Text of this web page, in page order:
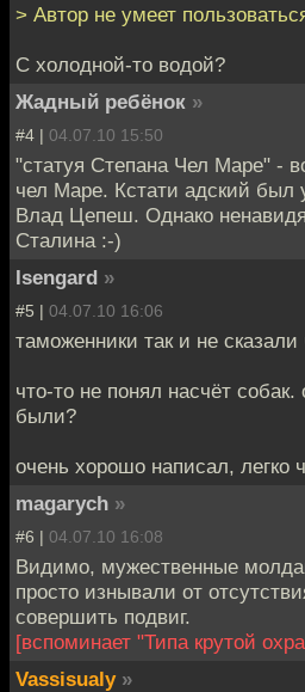
> Автор не умеет
С холодной-то водой?
Жадный ребёнок »
#4 | 04.07.10 15:50
"статуя Степана Чел Маре" -
чел Маре. Кстати адский был
Влад Цепеш. Однако
Сталина :-)
Isengard »
#5 | 04.07.10 16:06
таможенники так и не сказали
что-то не понял насчёт
были?
очень хорошо написал, легко
magarych »
#6 | 04.07.10 16:08
Видимо, мужественные
просто изнывали от
совершить подвиг.
[вспоминает "Типа крутой
Vassisualy »